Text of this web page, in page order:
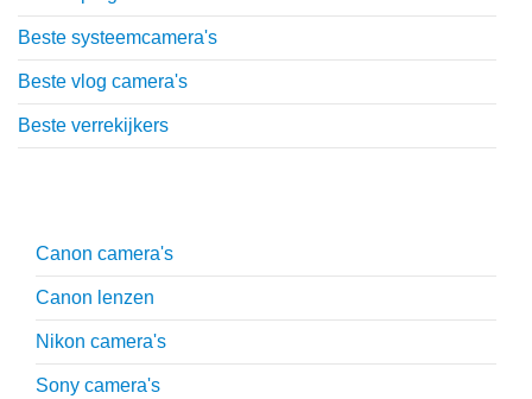
Beste systeemcamera's
Beste vlog camera's
Beste verrekijkers
Canon camera's
Canon lenzen
Nikon camera's
Sony camera's